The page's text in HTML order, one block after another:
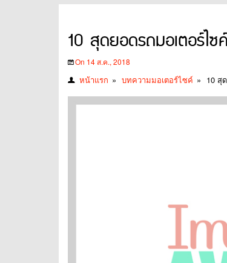
10 สุดยอดรถมอเตอร์ไซ
On 14 ส.ค., 2018
หน้าแรก » บทความมอเตอร์ไซค์ » 10 สุ